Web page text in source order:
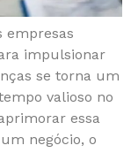
empresas
impulsionar
se torna um
valioso no
essa
negócio, o